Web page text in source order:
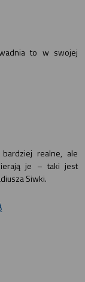
to w swojej
realne, ale
je – taki jest
Siwki.